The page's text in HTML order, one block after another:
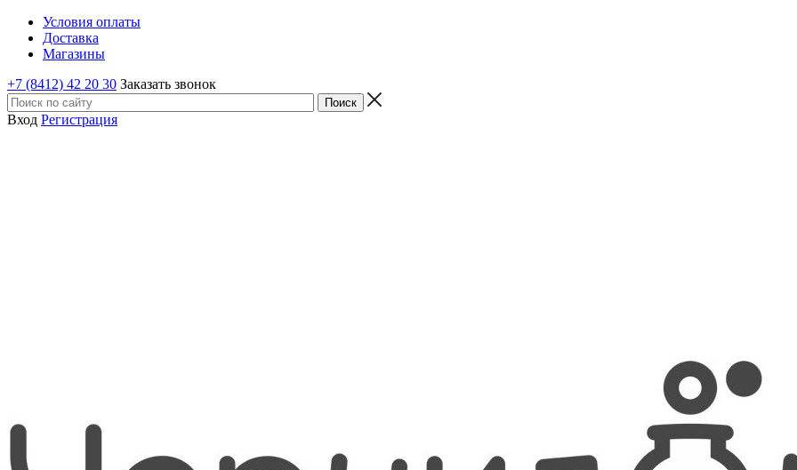
Условия оплаты
Доставка
Магазины
+7 (8412) 42 20 30 Заказать звонок
Вход Регистрация